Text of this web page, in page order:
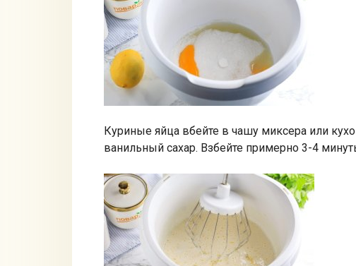
Куриные яйца вбейте в чашу миксера или
ванильный сахар. Взбейте примерно 3-4